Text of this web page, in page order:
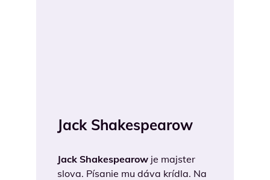
Jack Shakespearow
Jack Shakespearow je majster
slova. Písanie mu dáva krídla. Na